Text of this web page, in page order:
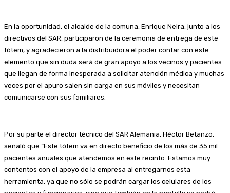
En la oportunidad, el alcalde de la comuna, Enrique Neira, junto a los
directivos del SAR, participaron de la ceremonia de entrega de este
tótem, y agradecieron a la distribuidora el poder contar con este
elemento que sin duda será de gran apoyo a los vecinos y pacientes
que llegan de forma inesperada a solicitar atención médica y muchas
veces por el apuro salen sin carga en sus móviles y necesitan
comunicarse con sus familiares.
Por su parte el director técnico del SAR Alemania, Héctor Betanzo,
señaló que “Este tótem va en directo beneficio de los más de 35 mil
pacientes anuales que atendemos en este recinto. Estamos muy
contentos con el apoyo de la empresa al entregarnos esta
herramienta, ya que no sólo se podrán cargar los celulares de los